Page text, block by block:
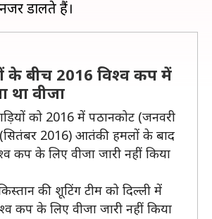
के बीच 2016 विश्व कप में
था वीजा
को 2016 में पठानकोट (जनवरी
2016) आतंकी हमलों के बाद
कप के लिए वीजा जारी नहीं किया
की शूटिंग टीम को दिल्ली में
कप के लिए वीजा जारी नहीं किया